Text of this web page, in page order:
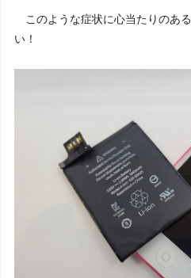
このような症状に心当たりのあ
い！